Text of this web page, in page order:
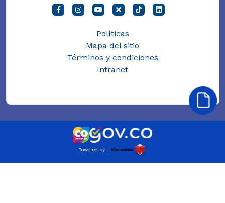
Políticas
Mapa del sitio
Términos y condiciones
Intranet
Powered by :